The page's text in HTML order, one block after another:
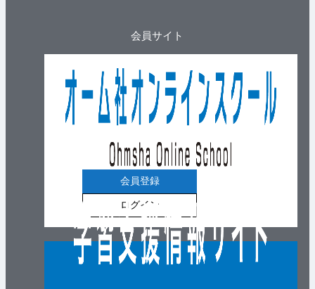
会員サイト
会員登録
ログイン